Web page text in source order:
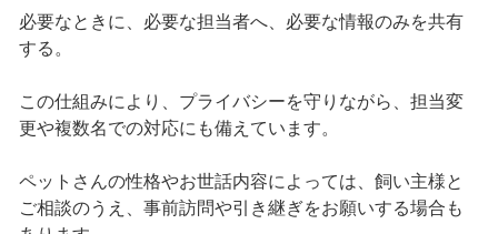
必要なときに、必要な担当者へ、必要な情報のみを共有
する。
この仕組みにより、プライバシーを守りながら、担当変
更や複数名での対応にも備えています。
ペットさんの性格やお世話内容によっては、飼い主様と
ご相談のうえ、事前訪問や引き継ぎをお願いする場合も